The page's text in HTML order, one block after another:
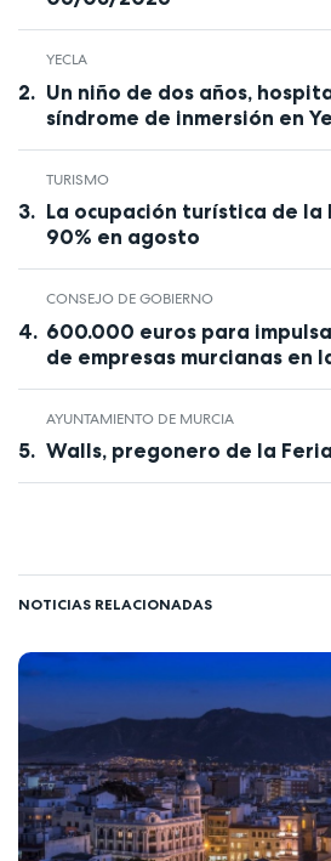
YECLA
Un niño de dos años,
síndrome de inmersión en
TURISMO
La ocupación turística de la
90% en agosto
CONSEJO DE GOBIERNO
600.000 euros para
de empresas murcianas en
AYUNTAMIENTO DE MURCIA
Walls, pregonero de la
NOTICIAS RELACIONADAS